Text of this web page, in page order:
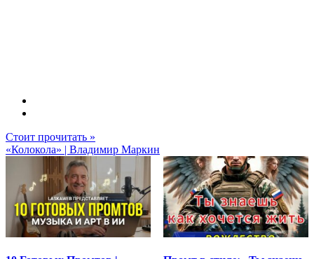
Стоит прочитать »
«Колокола» | Владимир Маркин